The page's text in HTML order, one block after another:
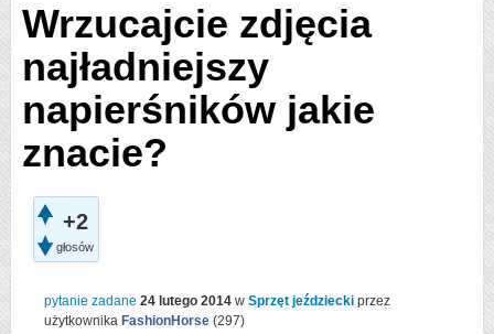
Wrzucajcie zdjęcia
najładniejszy
napierśników jakie
znacie?
+2
głosów
pytanie zadane 24 lutego 2014 w Sprzęt jeździecki przez
użytkownika FashionHorse (297)